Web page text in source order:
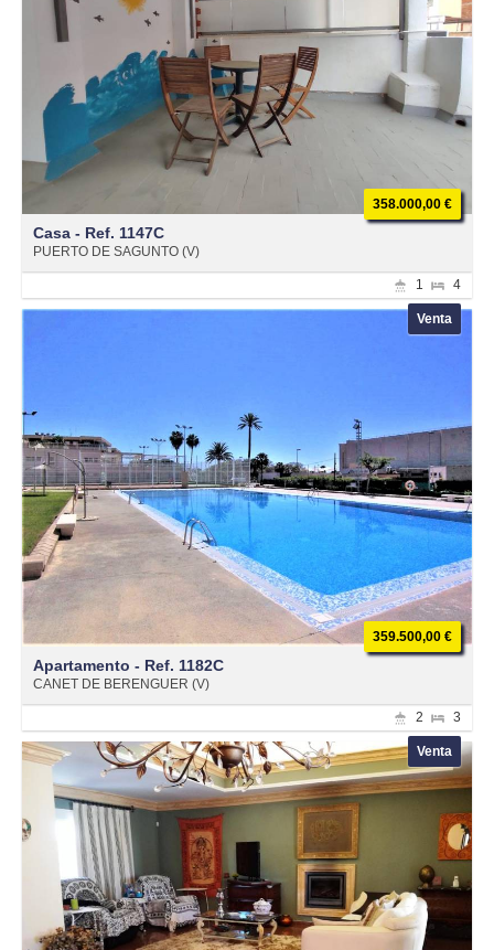
358.000,00 €
Casa - Ref. 1147C
PUERTO DE SAGUNTO (V)
4
1
Venta
359.500,00 €
Apartamento - Ref. 1182C
CANET DE BERENGUER (V)
3
2
Venta